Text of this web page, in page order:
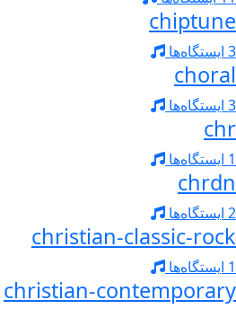
chiptune
3 ایستگاه‌ها
choral
3 ایستگاه‌ها
chr
1 ایستگاه‌ها
chrdn
2 ایستگاه‌ها
christian-classic-rock
1 ایستگاه‌ها
christian-contemporary